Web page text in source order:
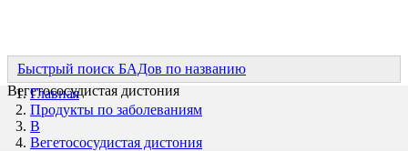
Быстрый поиск БАДов по названию
Вегетососудистая дистония
Главная
Продукты по заболеваниям
В
Вегетососудистая дистония